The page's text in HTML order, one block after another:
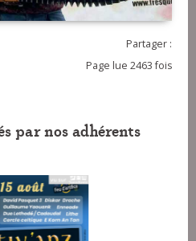
Partager :
Page lue 2463 fois
par nos adhérents